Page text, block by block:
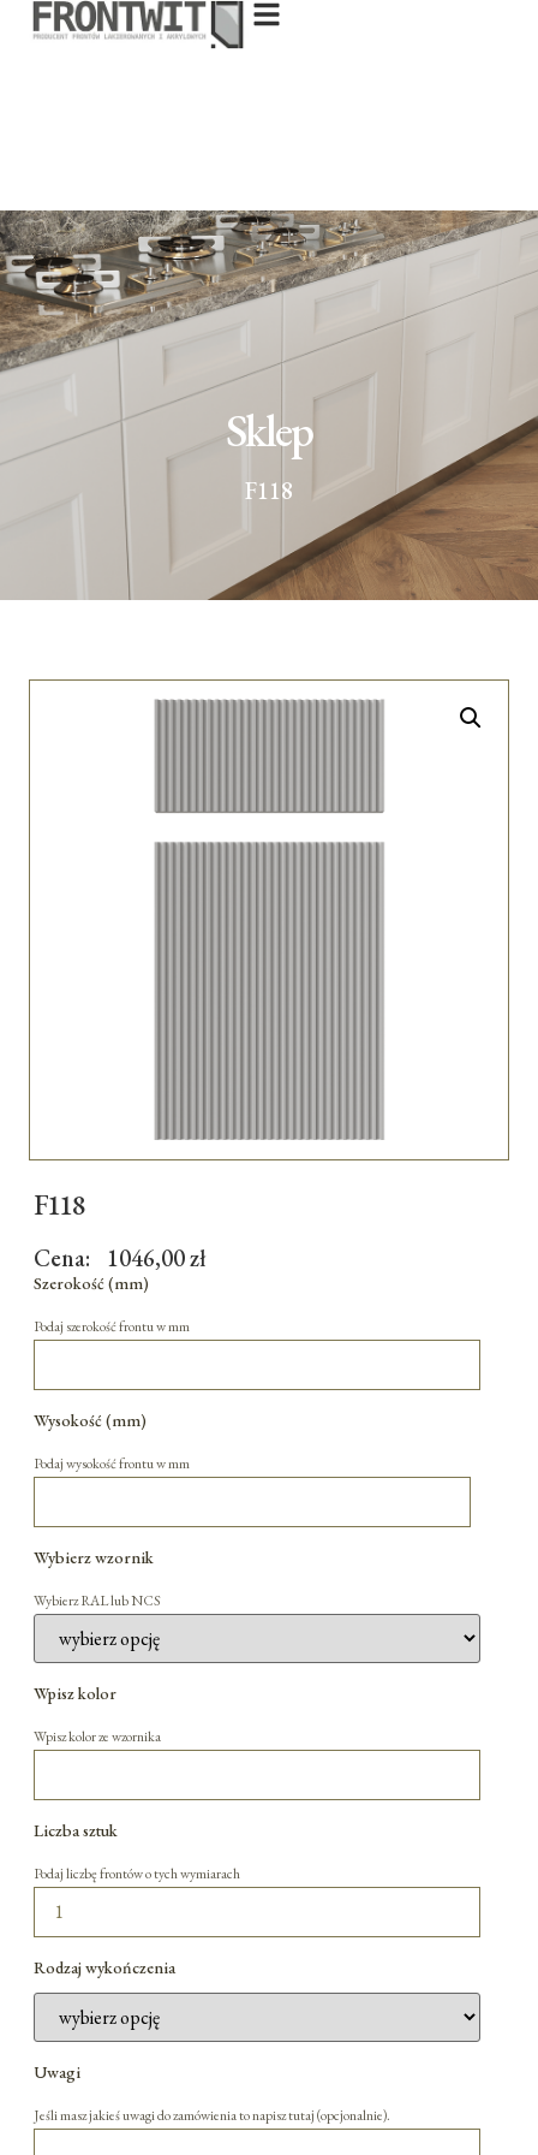
Sklep
F118
F118
Cena: 1046,00zł
Szerokość (mm)
Podaj szerokość frontu w mm
Wysokość (mm)
Podaj wysokość frontu w mm
Wybierz wzornik
Wybierz RAL lub NCS
Wpisz kolor
Wpisz kolor ze wzornika
Liczba sztuk
Podaj liczbę frontów o tych wymiarach
Rodzaj wykończenia
Uwagi
Jeśli masz jakieś uwagi do zamówienia to napisz tutaj (opcjonalnie).